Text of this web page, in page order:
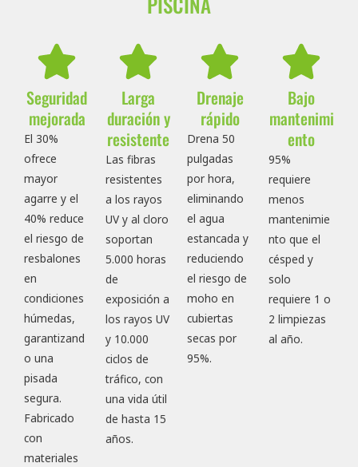
Seguridad
mejorada
El 30%
ofrece
mayor
agarre y el
40% reduce
el riesgo de
resbalones
en
condiciones
húmedas,
garantizand
o una
pisada
segura.
Fabricado
con
materiales
Larga
duración y
resistente
Las fibras
resistentes
a los rayos
UV y al cloro
soportan
5.000 horas
de
exposición a
los rayos UV
y 10.000
ciclos de
tráfico, con
una vida útil
de hasta 15
años.
Drenaje
rápido
Drena 50
pulgadas
por hora,
eliminando
el agua
estancada y
reduciendo
el riesgo de
moho en
cubiertas
secas por
95%.
Bajo
mantenimi
ento
95%
requiere
menos
mantenimie
nto que el
césped y
solo
requiere 1 o
2 limpiezas
al año.